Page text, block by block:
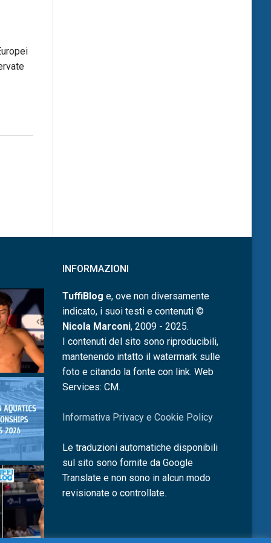
INFORMAZIONI
TuffiBlog e, ove non diversamente
indicato, i suoi testi e contenuti ©
Nicola Marconi, 2009 - 2025.
I contenuti del sito sono riproducibili,
mantenendo intatto il watermark sulle
foto e citando la fonte con link. Web
Services: CM.
Informativa Privacy e Cookie Policy
Le traduzioni automatiche disponibili
sul sito sono fornite da Google
Translate e non sono in alcun modo
revisionate o controllate.